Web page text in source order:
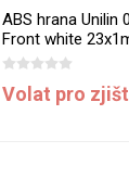
ABS hrana Unilin
Front white
Volat pro